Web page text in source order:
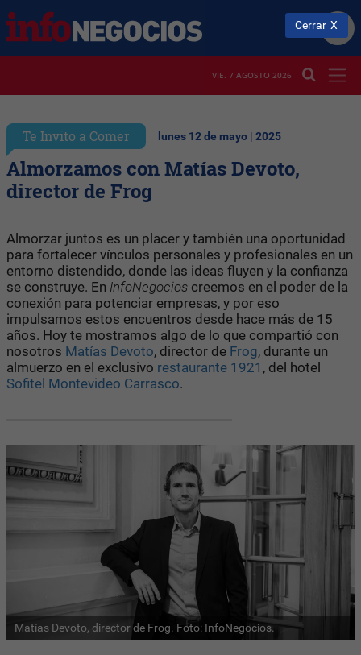
VIE. 7 AGOSTO 2026
Te Invito a Comer lunes 12 de mayo | 2025
Almorzamos con Matías Devoto,
director de Frog
Almorzar juntos es un placer y también una oportunidad
para fortalecer vínculos personales y profesionales en un
entorno distendido, donde las ideas fluyen y la confianza
se construye. En InfoNegocios creemos en el poder de la
conexión para potenciar empresas, y por eso
impulsamos estos encuentros desde hace más de 15
años. Hoy te mostramos algo de lo que compartió con
nosotros Matías Devoto, director de Frog, durante un
almuerzo en el exclusivo restaurante 1921 , del hotel
Sofitel Montevideo Carrasco.
Matías Devoto, director de Frog. Foto: InfoNegocios.
Cerrar